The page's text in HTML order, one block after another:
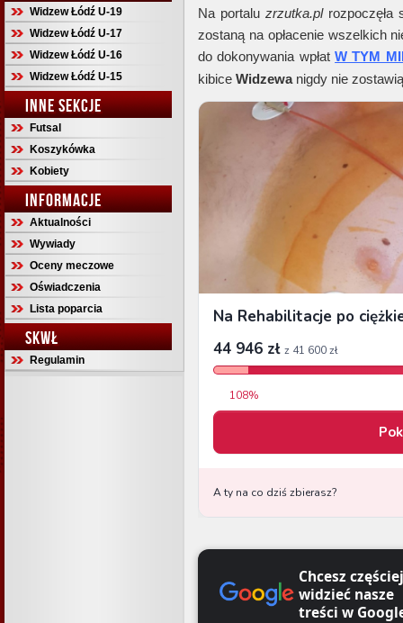
Widzew Łódź U-19
Widzew Łódź U-17
Widzew Łódź U-16
Widzew Łódź U-15
INNE SEKCJE
Futsal
Koszykówka
Kobiety
INFORMACJE
Aktualności
Wywiady
Oceny meczowe
Oświadczenia
Lista poparcia
SKWŁ
Regulamin
Na portalu zrzutka.plrozpoczęła
zostaną na opłacenie wszelkich
do dokonywania wpłatW TYM
kibice Widzewa nigdy nie
Chcesz częściej
widzieć nasze
treści w